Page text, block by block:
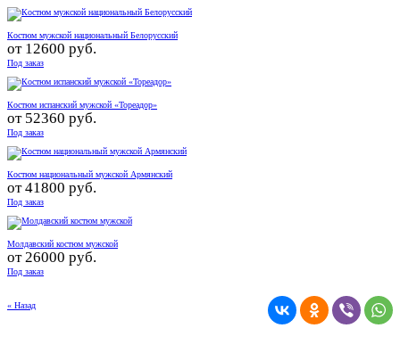
Костюм мужской национальный Белорусский
от 12600 руб.
Под заказ
Костюм испанский мужской «Тореадор»
от 52360 руб.
Под заказ
Костюм национальный мужской Армянский
от41800 руб.
Под заказ
Молдавский костюм мужской
от26000 руб.
Под заказ
« Назад